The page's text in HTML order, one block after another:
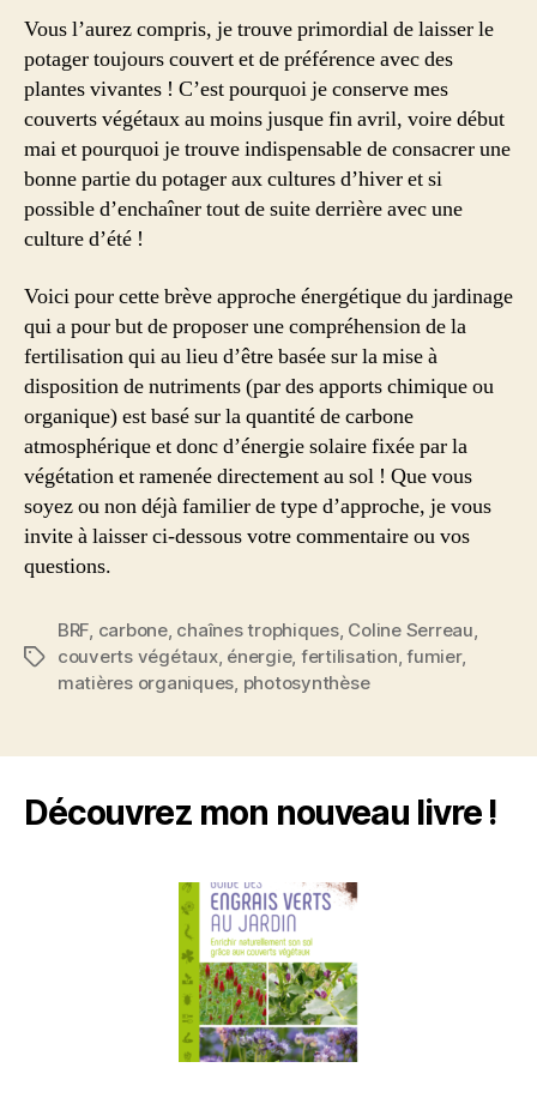
Vous l’aurez compris, je trouve primordial de laisser le
potager toujours couvert et de préférence avec des
plantes vivantes ! C’est pourquoi je conserve mes
couverts végétaux au moins jusque fin avril, voire début
mai et pourquoi je trouve indispensable de consacrer une
bonne partie du potager aux cultures d’hiver et si
possible d’enchaîner tout de suite derrière avec une
culture d’été !
Voici pour cette brève approche énergétique du jardinage
qui a pour but de proposer une compréhension de la
fertilisation qui au lieu d’être basée sur la mise à
disposition de nutriments (par des apports chimique ou
organique) est basé sur la quantité de carbone
atmosphérique et donc d’énergie solaire fixée par la
végétation et ramenée directement au sol ! Que vous
soyez ou non déjà familier de type d’approche, je vous
invite à laisser ci-dessous votre commentaire ou vos
questions.
Étiquettes
BRF carbone, chaînes trophiques, Coline Serreau
couverts végétaux, énergie, fertilisation ,fumier,
matières organiques photosynthèse
Découvrez mon nouveau livre !